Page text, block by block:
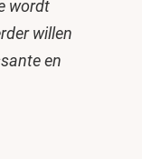
wordt
willen
en